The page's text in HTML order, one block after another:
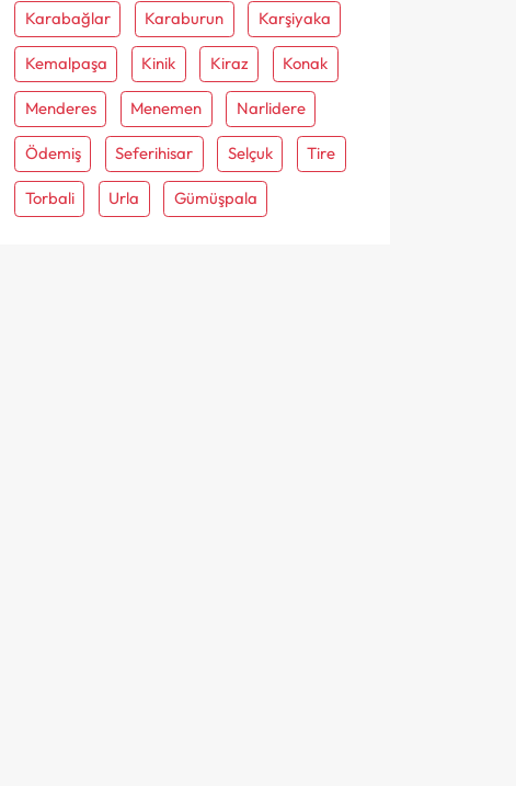
Karabağlar Karaburun Karşiyaka
Kemalpaşa Kinik Kiraz Konak
Menderes Menemen Narlidere
Ödemiş Seferihisar Selçuk Tire
Torbali Urla Gümüşpala